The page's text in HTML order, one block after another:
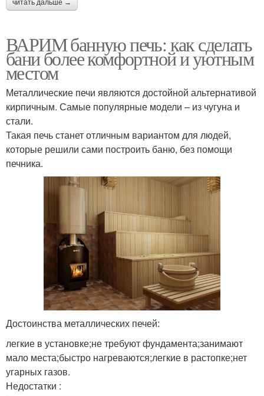
читать дальше →
ВАРИМ банную печь: как сделать
бани более комфортной и уютным
местом
Металлические печи являются достойной альтернативой
кирпичным. Самые популярные модели – из чугуна и
стали.
Такая печь станет отличным вариантом для людей,
которые решили сами построить баню, без помощи
печника.
Достоинства металлических печей:
легкие в установке;не требуют фундамента;занимают
мало места;быстро нагреваются;легкие в растопке;нет
угарных газов.
Недостатки :